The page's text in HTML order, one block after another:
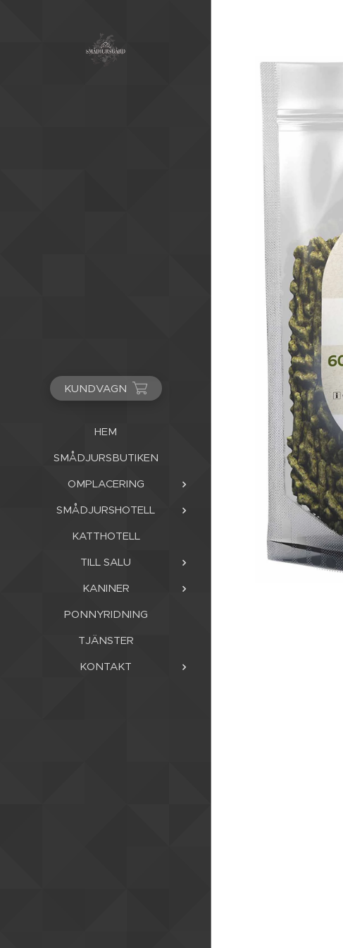
KUNDVAGN
HEM
SMÅDJURSBUTIKEN
OMPLACERING
SMÅDJURSHOTELL
KATTHOTELL
TILL SALU
KANINER
PONNYRIDNING
TJÄNSTER
KONTAKT